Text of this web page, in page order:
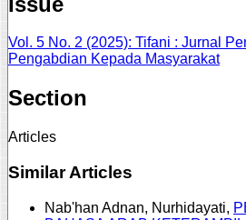
Vol. 5 No. 2 (2025): Tifani : Jurnal
Pengabdian Kepada Masyarakat
Section
Articles
Similar Articles
Nab'han Adnan, Nurhidayati,